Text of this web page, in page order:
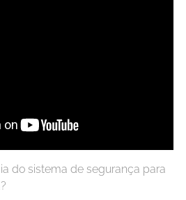
do sistema de segurança para